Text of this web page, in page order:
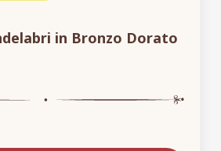
in Bronzo Dorato